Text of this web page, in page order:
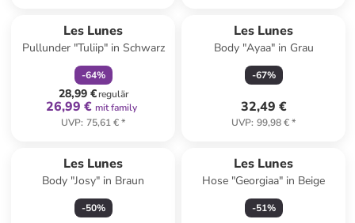
Les Lunes
Pullunder "Tuliip" in Schwarz
-64%
28,99 €regulär
26,99 € mit family
UVP: 75,61 €*
Les Lunes
Body "Ayaa" in Grau
-67%
32,49 €
UVP: 99,98 €*
Les Lunes
Body "Josy" in Braun
-50%
Les Lunes
Hose "Georgiaa" in Beige
-51%